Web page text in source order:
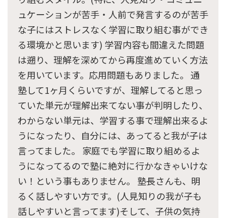
ュケーションが苦手・人前で発言するのが苦手
な子にはストレスなく学習に取り組む事ができ
る環境かと思います) 学習内容も間違えた問題
は遡り、理解を深めてから再度進めていく方法
を用いています。応用問題もありました。 通
塾して1ヶ月くらいですが、理解してると思っ
ていた単元が理解出来てない事が判明したり、
わからない単元は、学習する事で理解出来るよ
うになったり、自分には、あってると我が子は
言ってました。 家庭でも学習に取り組めるよ
うになってるので塾に絶対に行かなきゃいけな
い！という事もありません。 塾長さんも、明
るく話しやすい方です。(人見知りの我が子も
話しやすいと言ってます)そして、子供の気持